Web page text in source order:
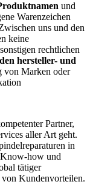
und
Warenzeichen
uns und den
keine
rechtlichen
hersteller- und
von Marken oder
Partner,
aller Art geht.
in
Know-how und
tätiger
Kundenvorteilen.